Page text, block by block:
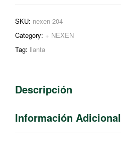
SKU: nexen-204
Category: + NEXEN
Tag: llanta
Descripción
Información Adicional